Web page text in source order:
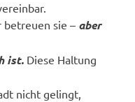
sie – aber
ist. Diese Haltung
nicht gelingt,